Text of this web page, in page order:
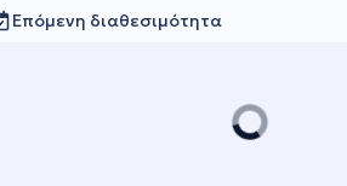
Επόμενη διαθεσιμότητα